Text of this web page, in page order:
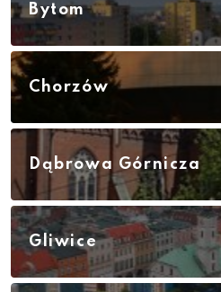
Bytom
Chorzów
Dąbrowa Górnicza
Gliwice